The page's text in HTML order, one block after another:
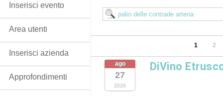
1 2
ago
27
2026
DiVino
Inserisci evento
Area utenti
Inserisci azienda
Approfondimenti